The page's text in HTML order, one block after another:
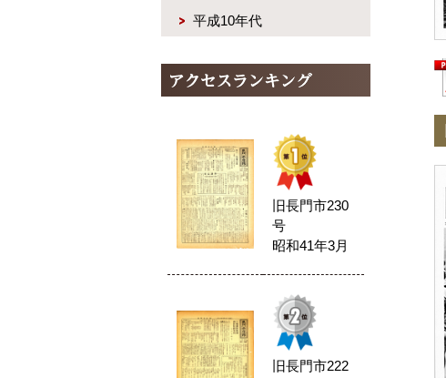
平成10年代
旧長門市230
号
昭和41年3月
旧長門市222